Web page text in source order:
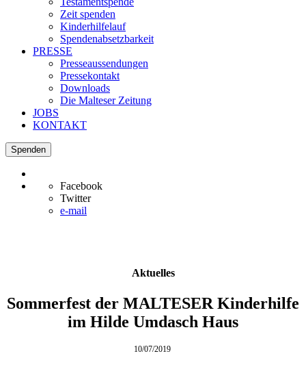
Zeit spenden
Kinderhilfelauf
Spendenabsetzbarkeit
PRESSE
Presseaussendungen
Pressekontakt
Downloads
Die Malteser Zeitung
JOBS
KONTAKT
Spenden
Facebook
Twitter
e-mail
Aktuelles
Sommerfest der MALTESER Kinderhilfe
im Hilde Umdasch Haus
10/07/2019